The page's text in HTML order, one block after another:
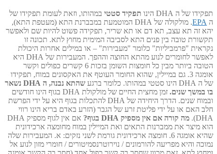
תפקידו של ה DHA הינו תפקיד סטטי במהותו, וזאת לעומת תפקידו של
ה EPA
. מולקולה של DHA המוטמעת במבברנת התא (מעטפת התא),
יהא זה תא עצב, תא דם או תא שריר, תפקידה פשוט להיות שם ולאפשר
תקשורת טובה בין פנים התא לסביבה המימית מחוץ לתא. תכונה זו
נקראית "פרמביליות" כלומר "מעבירות" – או במילים אחרות היכולת
לאפשר לחומרים לנוע מהתא החוצה וההפך. המעבירות של DHA היא
הטובה ביותר מבין כל חומצות השומן בזכות 6 קשרים כפולים וקשר
אומגה 3. גם במיילין, שהוא החומר העוטף את האקסונים במוח, תפקידו
של ה DHA הינו סטטי במהותו. כלומר ברגע
שהתא נבנה, ה DHA נשאר
בו במשך שנים.
זמן מחצית החיים של מולקולת DHA בגוף הינו חודשים
ובמוח שנים. הדרך היחידה של DHA להתכלות בגוף היא על ידי הפרשת
חלב האם או על ידי פליטת זרע של הגבר (הזרע באדם בריא הינו רווי
DHA).
מה קורה אם אין מספיק DHA בגוף?
אם אין לגוף מספיק DHA
הוא מיצר את ממברנות התאים ואת המיילין במוח מחומצה ארכידונית
שהיא אומגה 6. חומצה ארכידונית גורמת לשני נזקים: א. המעבירות שלה
נמוכה והיא מפריעה להורמונים / נוירוטרנסמיטורים / חומרי מזון לנוע אל